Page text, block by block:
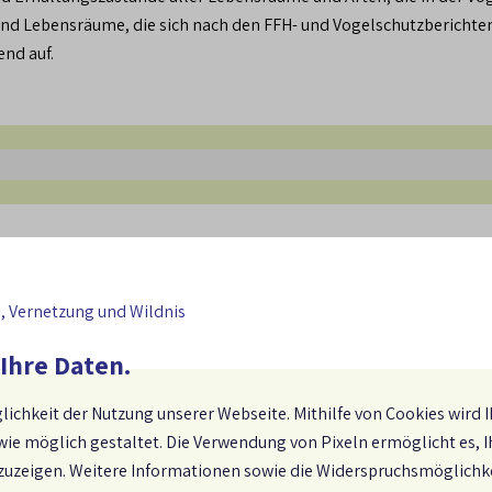
Vernetzung und Wildnis
Daten.
der Nutzung unserer Webseite. Mithilfe von Cookies wird
möglich gestaltet. Die Verwendung von Pixeln ermöglicht es,
Weitere Informationen sowie die
Lebensräume, die sich nach den FFH- und
auf.
Ziel trägt zur Umsetzung der Ziele und
und Arten bewahrt oder wiederhergestellt sowie
für 2030 und wird daher bereits durch die
funktionalen
(Biotopverbundachsen) etabliert und gesichert,